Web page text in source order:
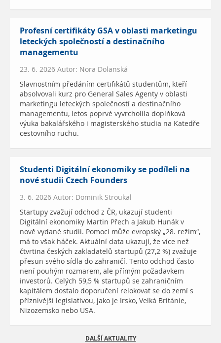
Profesní certifikáty GSA v oblasti marketingu
leteckých společností a destinačního
managementu
23. 6. 2026 Autor: Nora Dolanská
Slavnostním předáním certifikátů studentům, kteří
absolvovali kurz pro General Sales Agenty v oblasti
marketingu leteckých společností a destinačního
managementu, letos poprvé vyvrcholila doplňková
výuka bakalářského i magisterského studia na Katedře
cestovního ruchu.
Studenti Digitální ekonomiky se podíleli na
nové studii Czech Founders
3. 6. 2026 Autor: Dominik Stroukal
Startupy zvažují odchod z ČR, ukazují studenti
Digitální ekonomiky Martin Přech a Jakub Hunák v
nově vydané studii. Pomoci může evropský „28. režim“,
má to však háček. Aktuální data ukazují, že více než
čtvrtina českých zakladatelů startupů (27,2 %) zvažuje
přesun svého sídla do zahraničí. Tento odchod často
není pouhým rozmarem, ale přímým požadavkem
investorů. Celých 59,5 % startupů se zahraničním
kapitálem dostalo doporučení relokovat se do zemí s
příznivější legislativou, jako je Irsko, Velká Británie,
Nizozemsko nebo USA.
DALŠÍ AKTUALITY